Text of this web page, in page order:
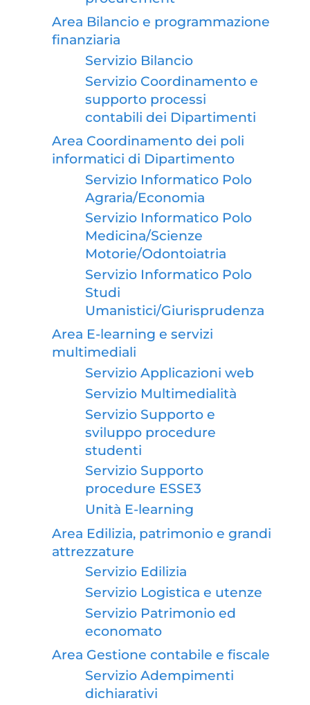
Area Bilancio e programmazione
finanziaria
Servizio Bilancio
Servizio Coordinamento e
supporto processi
contabili dei Dipartimenti
Area Coordinamento dei poli
informatici di Dipartimento
Servizio Informatico Polo
Agraria/Economia
Servizio Informatico Polo
Medicina/Scienze
Motorie/Odontoiatria
Servizio Informatico Polo
Studi
Umanistici/Giurisprudenza
Area E-learning e servizi
multimediali
Servizio Applicazioni web
Servizio Multimedialità
Servizio Supporto e
sviluppo procedure
studenti
Servizio Supporto
procedure ESSE3
Unità E-learning
Area Edilizia, patrimonio e grandi
attrezzature
Servizio Edilizia
Servizio Logistica e utenze
Servizio Patrimonio ed
economato
Area Gestione contabile e fiscale
Servizio Adempimenti
dichiarativi